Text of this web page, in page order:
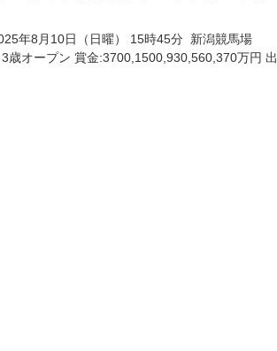
年8月10日（日曜） 15時45分 新潟競馬場
歳オープン 賞金:3700,1500,930,560,370万円 出